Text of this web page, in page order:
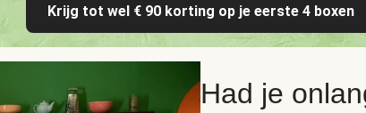
Krijg tot wel € 90 korting op je eerste 4 boxen
Had je